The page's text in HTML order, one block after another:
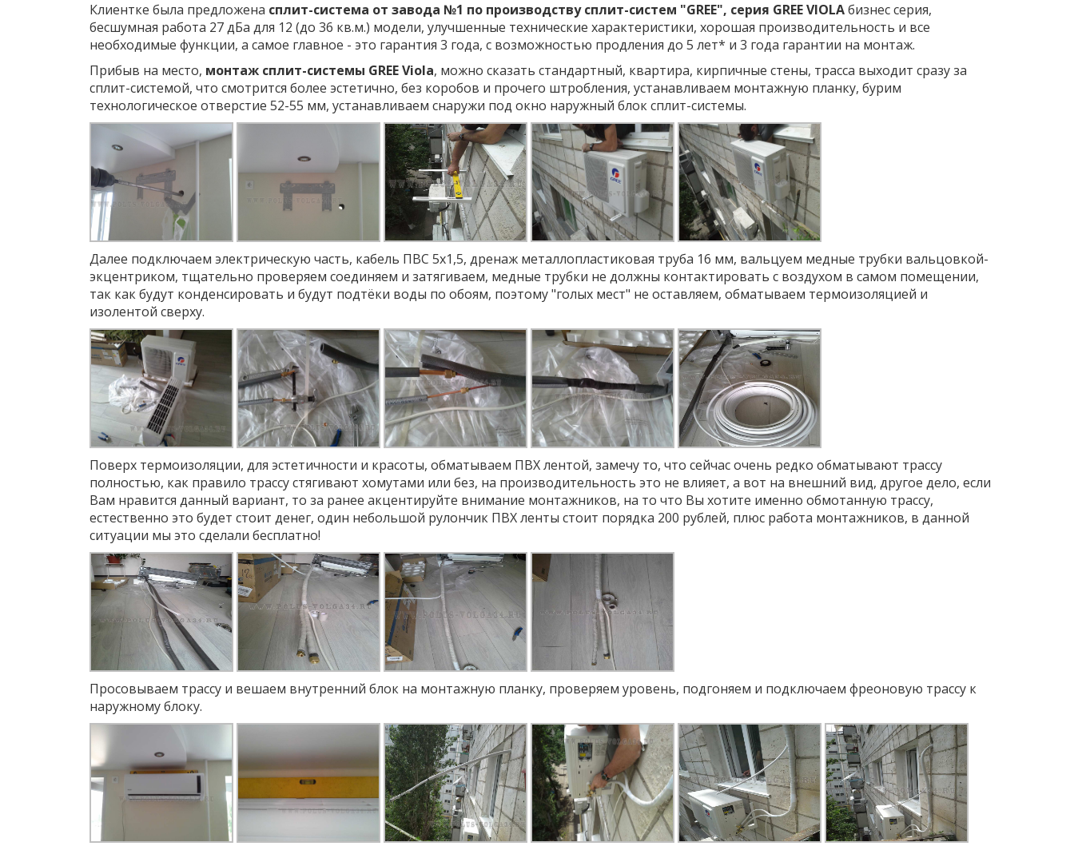
Клиентке была предложена сплит-система от завода №1 по производству сплит-систем "GREE", серия GREE VIOLAбизнес серия,
бесшумная работа 27 дБа для 12 (до 36 кв.м.) модели, улучшенные технические характеристики, хорошая производительность и все
необходимые функции, а самое главное - это гарантия 3 года, с возможностью продления до 5 лет* и 3 года гарантии на монтаж.
Прибыв на место, монтаж сплит-системы GREE Viola, можно сказать стандартный, квартира, кирпичные стены, трасса выходит сразу за
сплит-системой, что смотрится более эстетично, без коробов и прочего штробления, устанавливаем монтажную планку, бурим
технологическое отверстие 52-55 мм, устанавливаем снаружи под окно наружный блок сплит-системы.
Далее подключаем электрическую часть, кабель ПВС 5х1,5, дренаж металлопластиковая труба 16 мм, вальцуем медные трубки вальцовкой-
экцентриком, тщательно проверяем соединяем и затягиваем, медные трубки не должны контактировать с воздухом в самом помещении,
так как будут конденсировать и будут подтёки воды по обоям, поэтому "голых мест" не оставляем, обматываем термоизоляцией и
изолентой сверху.
Поверх термоизоляции, для эстетичности и красоты, обматываем ПВХ лентой, замечу то, что сейчас очень редко обматывают трассу
полностью, как правило трассу стягивают хомутами или без, на производительность это не влияет, а вот на внешний вид, другое дело, если
Вам нравится данный вариант, то за ранее акцентируйте внимание монтажников, на то что Вы хотите именно обмотанную трассу,
естественно это будет стоит денег, один небольшой рулончик ПВХ ленты стоит порядка 200 рублей, плюс работа монтажников, в данной
ситуации мы это сделали бесплатно!
Просовываем трассу и вешаем внутренний блок на монтажную планку, проверяем уровень, подгоняем и подключаем фреоновую трассу к
наружному блоку.